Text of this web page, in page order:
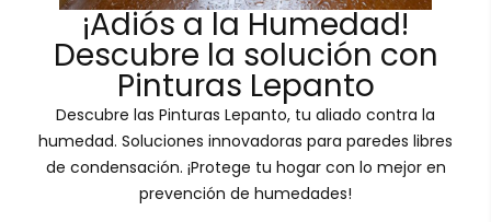
¡Adiós a la Humedad!
Descubre la solución con
Pinturas Lepanto
Descubre las Pinturas Lepanto, tu aliado contra la
humedad. Soluciones innovadoras para paredes libres
de condensación. ¡Protege tu hogar con lo mejor en
prevención de humedades!